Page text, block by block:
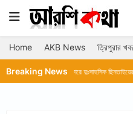
Home AKB News ত্রিপুরার
Breaking News
অন্ধকারে দুঃসাহসিক ছিনতাইয়ের ঘটনা।।AKB